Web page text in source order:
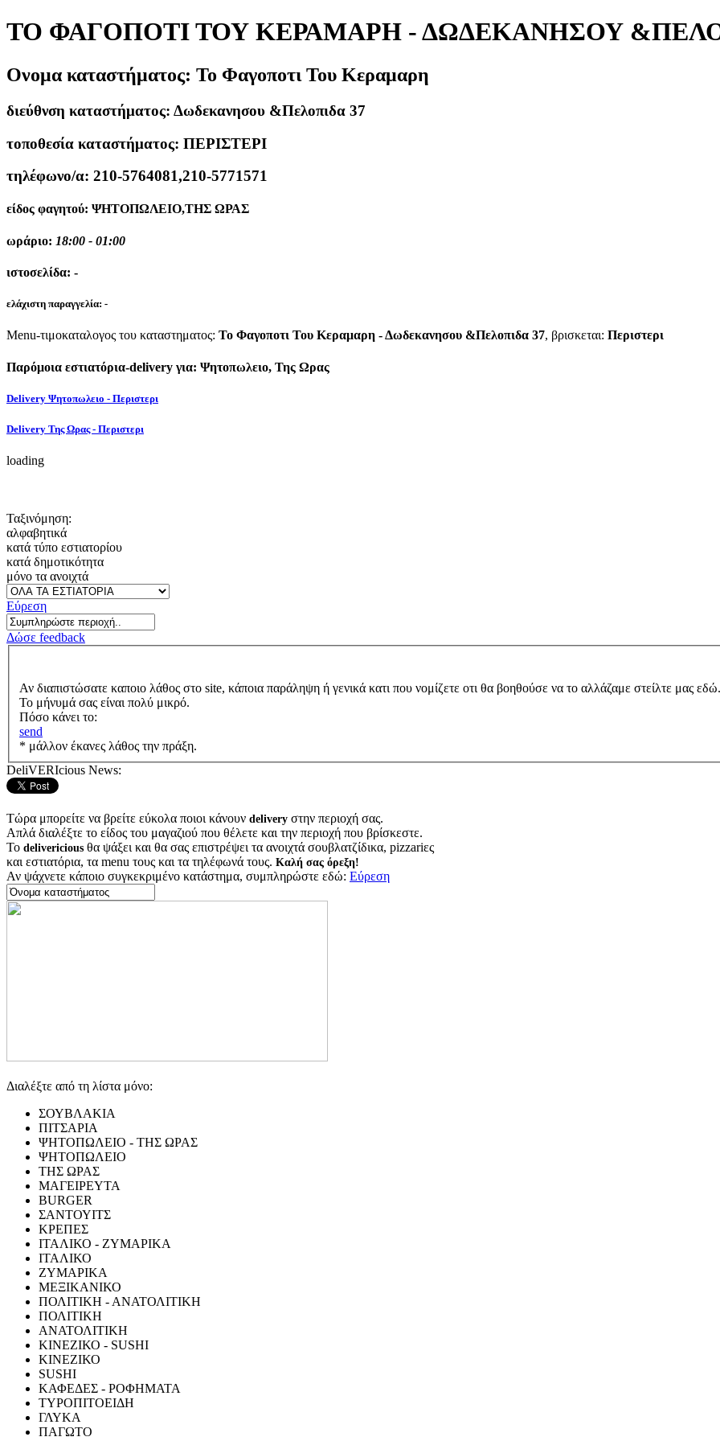
ΤΟ ΦΑΓΟΠΟΤΙ ΤΟΥ ΚΕΡΑΜΑΡΗ - ΔΩΔΕΚΑΝΗΣΟΥ
Ονομα καταστήματος: Το Φαγοποτι Του Κεραμαρη
διεύθνση καταστήματος: Δωδεκανησου &Πελοπιδα 37
τοποθεσία καταστήματος: ΠΕΡΙΣΤΕΡΙ
τηλέφωνο/α: 210-5764081,210-5771571
είδος φαγητού: ΨΗΤΟΠΩΛΕΙΟ,ΤΗΣ ΩΡΑΣ
ωράριο: 18:00 - 01:00
ιστοσελίδα: -
ελάχιστη παραγγελία: -
Menu-τιμοκαταλογος του καταστηματος: Το Φαγοποτι Του Κεραμαρη - Δωδεκανησου &Πελοπιδα 37, βρισκεται: Περιστερι
Παρόμοια εστιατόρια-delivery για: Ψητοπωλειο, Της Ωρας
Delivery Ψητοπωλειο - Περιστερι
Delivery Της Ωρας - Περιστερι
loading
Ταξινόμηση:
αλφαβητικά
κατά τύπο εστιατορίου
κατά δημοτικότητα
μόνο τα ανοιχτά
Εύρεση
Δώσε feedback
Αν διαπιστώσατε καποιο λάθος στο site, κάποια παράληψη ή γενικά κατι που νομίζετε οτι θα βοηθούσε να το αλλάζαμε στείλτε μας
Το μήνυμά σας είναι πολύ μικρό.
Πόσο κάνει το:
send
* μάλλον έκανες λάθος την πράξη.
DeliVERIcious News:
Τώρα μπορείτε να βρείτε εύκολα ποιοι κάνουν delivery στην περιοχή σας.
Απλά διαλέξτε το είδος του μαγαζιού που θέλετε και την περιοχή που βρίσκεστε.
Το delivericious θα ψάξει και θα σας επιστρέψει τα ανοιχτά σουβλατζίδικα, pizzariες
και εστιατόρια, τα menu τους και τα τηλέφωνά τους. Καλή σας όρεξη!
Αν ψάχνετε κάποιο συγκεκριμένο κατάστημα, συμπληρώστε εδώ: Εύρεση
Διαλέξτε από τη λίστα μόνο:
ΣΟΥΒΛΑΚΙΑ
ΠΙΤΣΑΡΙΑ
ΨΗΤΟΠΩΛΕΙΟ - ΤΗΣ ΩΡΑΣ
ΨΗΤΟΠΩΛΕΙΟ
ΤΗΣ ΩΡΑΣ
ΜΑΓΕΙΡΕΥΤΑ
BURGER
ΣΑΝΤΟΥΙΤΣ
ΚΡΕΠΕΣ
ΙΤΑΛΙΚΟ - ΖΥΜΑΡΙΚΑ
ΙΤΑΛΙΚΟ
ΖΥΜΑΡΙΚΑ
ΜΕΞΙΚΑΝΙΚΟ
ΠΟΛΙΤΙΚΗ - ΑΝΑΤΟΛΙΤΙΚΗ
ΠΟΛΙΤΙΚΗ
ΑΝΑΤΟΛΙΤΙΚΗ
ΚΙΝΕΖΙΚΟ - SUSHI
ΚΙΝΕΖΙΚΟ
SUSHI
ΚΑΦΕΔΕΣ - ΡΟΦΗΜΑΤΑ
ΤΥΡΟΠΙΤΟΕΙΔΗ
ΓΛΥΚΑ
ΠΑΓΩΤΟ